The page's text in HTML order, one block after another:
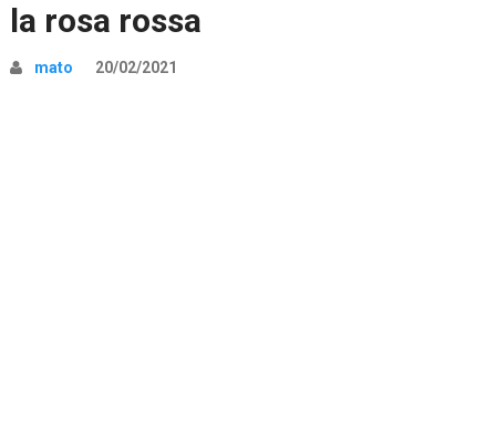
la rosa rossa
mato 20/02/2021